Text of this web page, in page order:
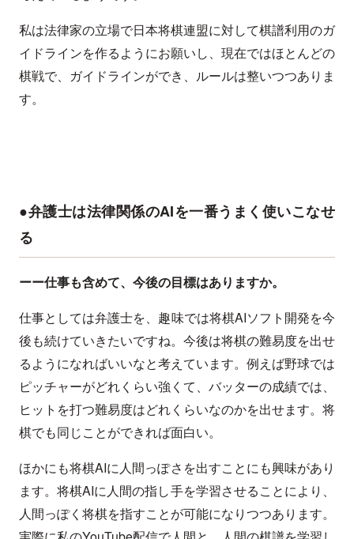
私は法律家の立場で日本将棋連盟に対して棋譜利用のガ
イドラインを作るようにお願いし、現在ではほとんどの
棋戦で、ガイドラインができ、ルールは整いつつありま
す。
●弁護士は法律関係のAIを一番うまく使いこなせ
る
ーー仕事も含めて、今後の目標はありますか。
仕事としては弁護士を、趣味では将棋AIソフト開発を今
後も続けていきたいですね。今後は将棋の難易度を出せ
るようになればいいなと考えています。例えば野球では
ピッチャーがどれくらい強くて、バッターの成績では、
ヒットを打つ難易度はどれくらいなのかを出せます。将
棋でも同じことができれば面白い。
ほかにも将棋AIに人間っぽさを出すことにも興味があり
ます。将棋AIに人間の指し手を学習させることにより、
人間っぽく将棋を指すことが可能になりつつあります。